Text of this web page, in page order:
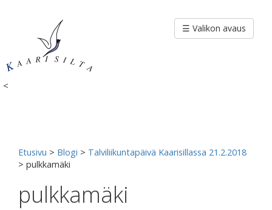
<
☰ Valikon avaus
Etusivu > Blogi > Talviliikuntapäivä Kaarisillassa 21.2.2018
> pulkkamäki
pulkkamäki